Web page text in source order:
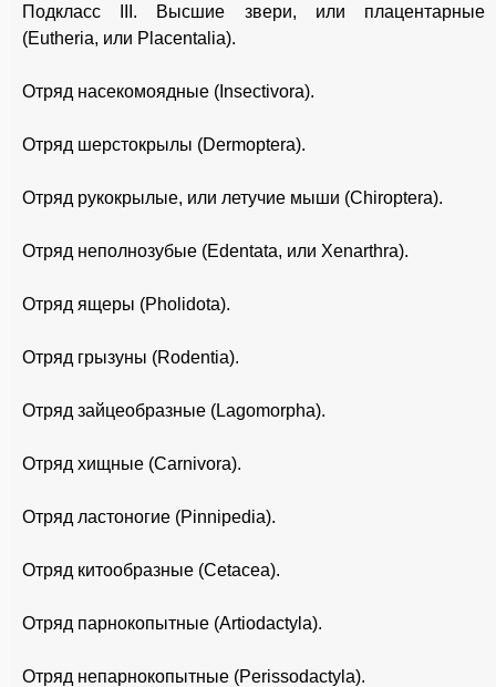
Подкласс III. Высшие звери, или плацентарные
(Eutheria, или Placentalia).
Отряд насекомоядные (Insectivora).
Отряд шерстокрылы (Dermoptera).
Отряд рукокрылые, или летучие мыши (Chiroptera).
Отряд неполнозубые (Edentata, или Xenarthra).
Отряд ящеры (Pholidota).
Отряд грызуны (Rodentia).
Отряд зайцеобразные (Lagomorpha).
Отряд хищные (Carnivora).
Отряд ластоногие (Pinnipedia).
Отряд китообразные (Cetacea).
Отряд парнокопытные (Artiodactyla).
Отряд непарнокопытные (Perissodactyla).